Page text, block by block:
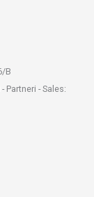
B
Partneri - Sales: